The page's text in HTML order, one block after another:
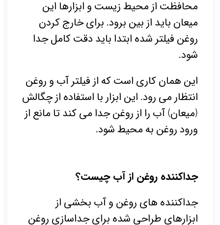
محافظت از محیط زیست و ابزارها این
میعان باید از بین برود. برای خارج کردن
روغن فیلتر شده ابتدا باید دقت کامل جدا
شود.
این همان کاری است که از فیلتر آب و روغن
انتظار می رود. این ابزار با استفاده از چگالش
(میعان) آب را از روغن جدا می کند تا مانع از
ورود روغن به محیط شود.
جداکننده روغن از آب چیست؟
جداکننده های روغن و آب بخشی از
ابزارهای طراحی شده برای جداسازی روغن